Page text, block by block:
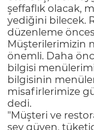
şeffaflık olacak,
yediğini bilecek.
düzenleme öncesi
Müşterilerimizin
önemli. Daha
bilgisi
bilgisinin
misafirlerimize
dedi.
"Müşteri ve
şey güven,